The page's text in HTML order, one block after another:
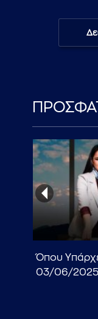
Όπου
03/06/2025